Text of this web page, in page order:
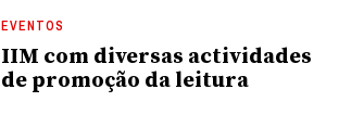
EVENTOS
IIM com diversas actividades
de promoção da leitura